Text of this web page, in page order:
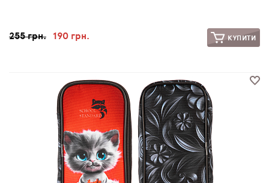
255 грн. 190 грн. КУПИТИ